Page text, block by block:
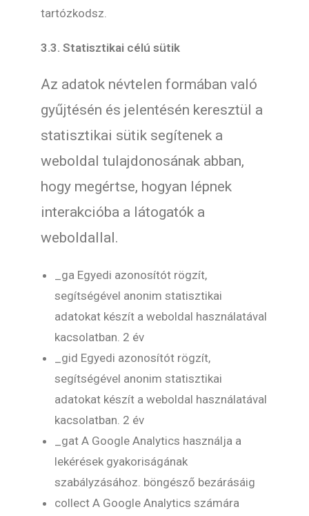
tartózkodsz.
3.3. Statisztikai célú sütik
Az adatok névtelen formában való
gyűjtésén és jelentésén keresztül a
statisztikai sütik segítenek a
weboldal tulajdonosának abban,
hogy megértse, hogyan lépnek
interakcióba a látogatók a
weboldallal.
_ga Egyedi azonosítót rögzít,
segítségével anonim statisztikai
adatokat készít a weboldal használatával
kacsolatban. 2 év
_gid Egyedi azonosítót rögzít,
segítségével anonim statisztikai
adatokat készít a weboldal használatával
kacsolatban. 2 év
_gat A Google Analytics használja a
lekérések gyakoriságának
szabályzásához. böngésző bezárásáig
collect A Google Analytics számára